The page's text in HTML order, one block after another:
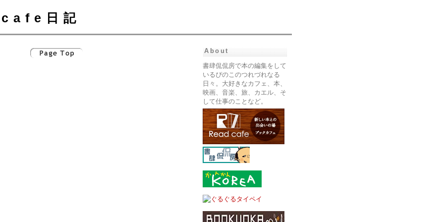
cafe日記
About
書肆侃侃房で本の編集をして
いるぴのこのつれづれなる
日々。大好きなカフェ、本、
映画、音楽、旅、カエル、そ
して仕事のことなど。